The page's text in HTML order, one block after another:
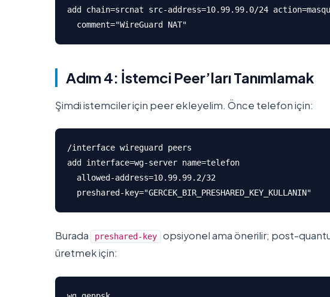
add chain=srcnat src-address=10.99.99.0/24
  comment="WireGuard NAT"
Adım 4: İstemci Peer’ları Tanımlamak
Şimdi istemciler için peer ekleyelim. Önce telefon için:
/interface wireguard peers
add interface=wg-server name=telefon
  allowed-address=10.99.99.2/32
  preshared-key="GERCEK_BIR_PRESHARED_KEY_KULLANIN"
Burada preshared-key
opsiyonel ama önerilir; post-
üretmek için: